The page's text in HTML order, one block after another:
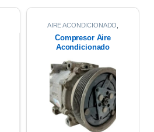
AIRE ACONDICIONADO
Compresor Aire
Acondicionado
11/13